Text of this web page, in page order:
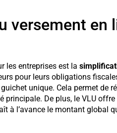
versement en
les entreprises est la
pour leurs obligations
unique. Cela permet de
principale. De plus, le VLU offre
à l’avance le montant global